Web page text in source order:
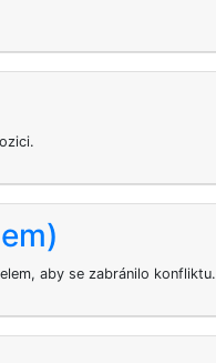
aby se zabránilo konfliktu.